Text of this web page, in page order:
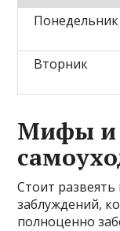
Понедельник
Вторник
Мифы и
Стоит
заблуждений,
полноценно